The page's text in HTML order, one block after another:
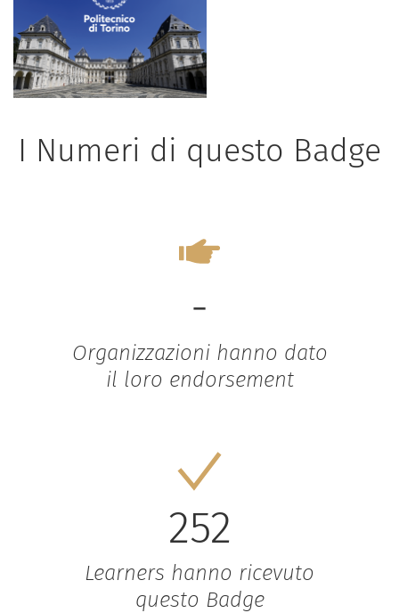
I Numeri di questo Badge
-
Organizzazioni hanno dato
il loro endorsement
252
Learners hanno ricevuto
questo Badge